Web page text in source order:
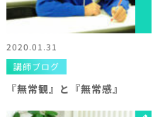
2020.01.31
講師ブログ
『無常観』と『無常感』